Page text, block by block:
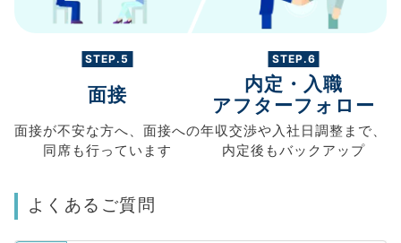
STEP.5
面接
面接が不安な方へ、 面接への
同席も行っています
STEP.6
内定・入職
アフターフォロー
年収交渉や入社日調整まで、
内定後もバックアップ
よくあるご質問